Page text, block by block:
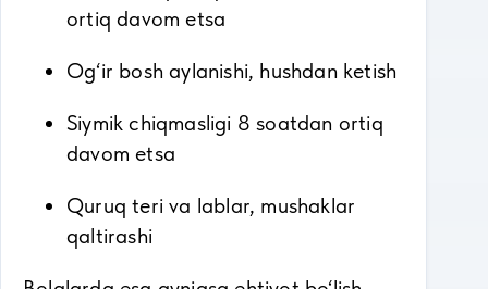
ortiq davom etsa
Og‘ir bosh aylanishi, hushdan ketish
Siymik chiqmasligi 8 soatdan ortiq
davom etsa
Quruq teri va lablar, mushaklar
qaltirashi